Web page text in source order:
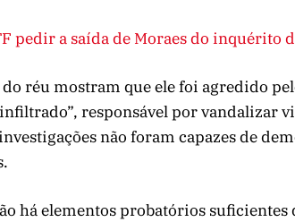
pedir a saída de Moraes do inquérito
réu mostram que ele foi agredido
responsável por vandalizar
não foram capazes de
há elementos probatórios